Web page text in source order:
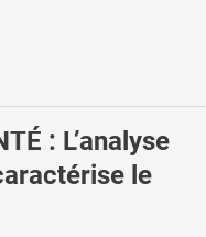
: L’analyse
le